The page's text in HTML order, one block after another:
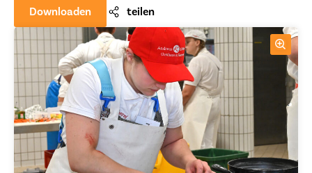
Downloaden teilen